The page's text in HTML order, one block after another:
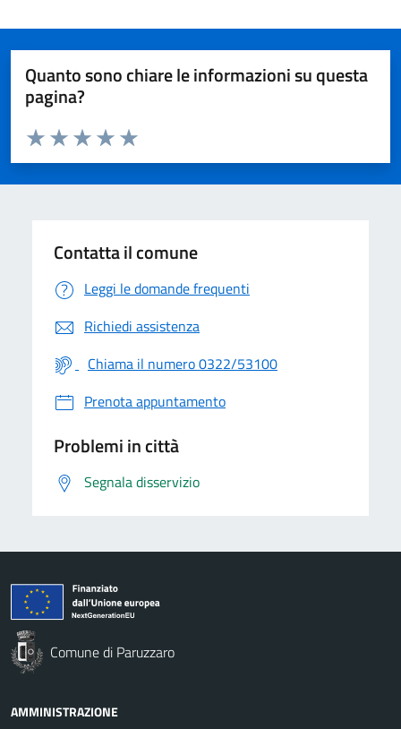
Quanto sono chiare le informazioni su questa
pagina?
Valuta da 1 a 5 stelle la pagina
Valuta 5 stelle su 5
Valuta 4 stelle su 5
Valuta 3 stelle su 5
Valuta 2 stelle su 5
Valuta 1 stelle su 5
Contatta il comune
Leggi le domande frequenti
Richiedi assistenza
Chiama il numero 0322/53100
Prenota appuntamento
Problemi in città
Segnala disservizio
Comune di Paruzzaro
AMMINISTRAZIONE